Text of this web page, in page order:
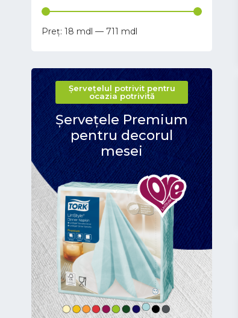
18 — 711
Șervețelul potrivit pentru
ocazia potrivită
Șervețele Premium
pentru decorul
mesei